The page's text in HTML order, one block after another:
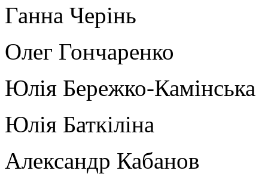
Ганна Черінь
Олег Гончаренко
Юлія Бережко-Камінська
Юлія Баткіліна
Александр Кабанов